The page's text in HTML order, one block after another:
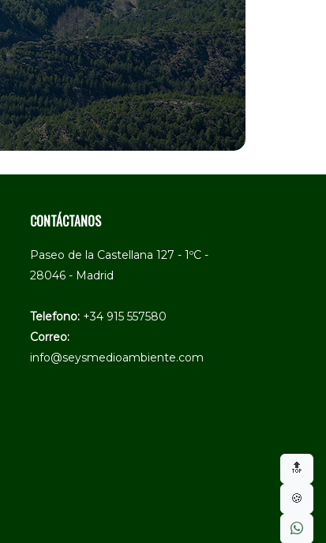
CONTÁCTANOS
Paseo de la Castellana 127 - 1ºC -
28046 - Madrid
Telefono: +34 915 557580
Correo:
info@seysmedioambiente.com
🔝
🍪